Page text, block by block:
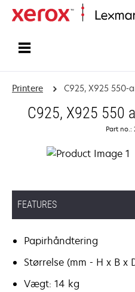
Printere C925, X925 550-
C925, X925 550
Part no.:
FEATURES
Papirhåndtering
Størrelse (mm - H x B x
Vægt: 14 kg